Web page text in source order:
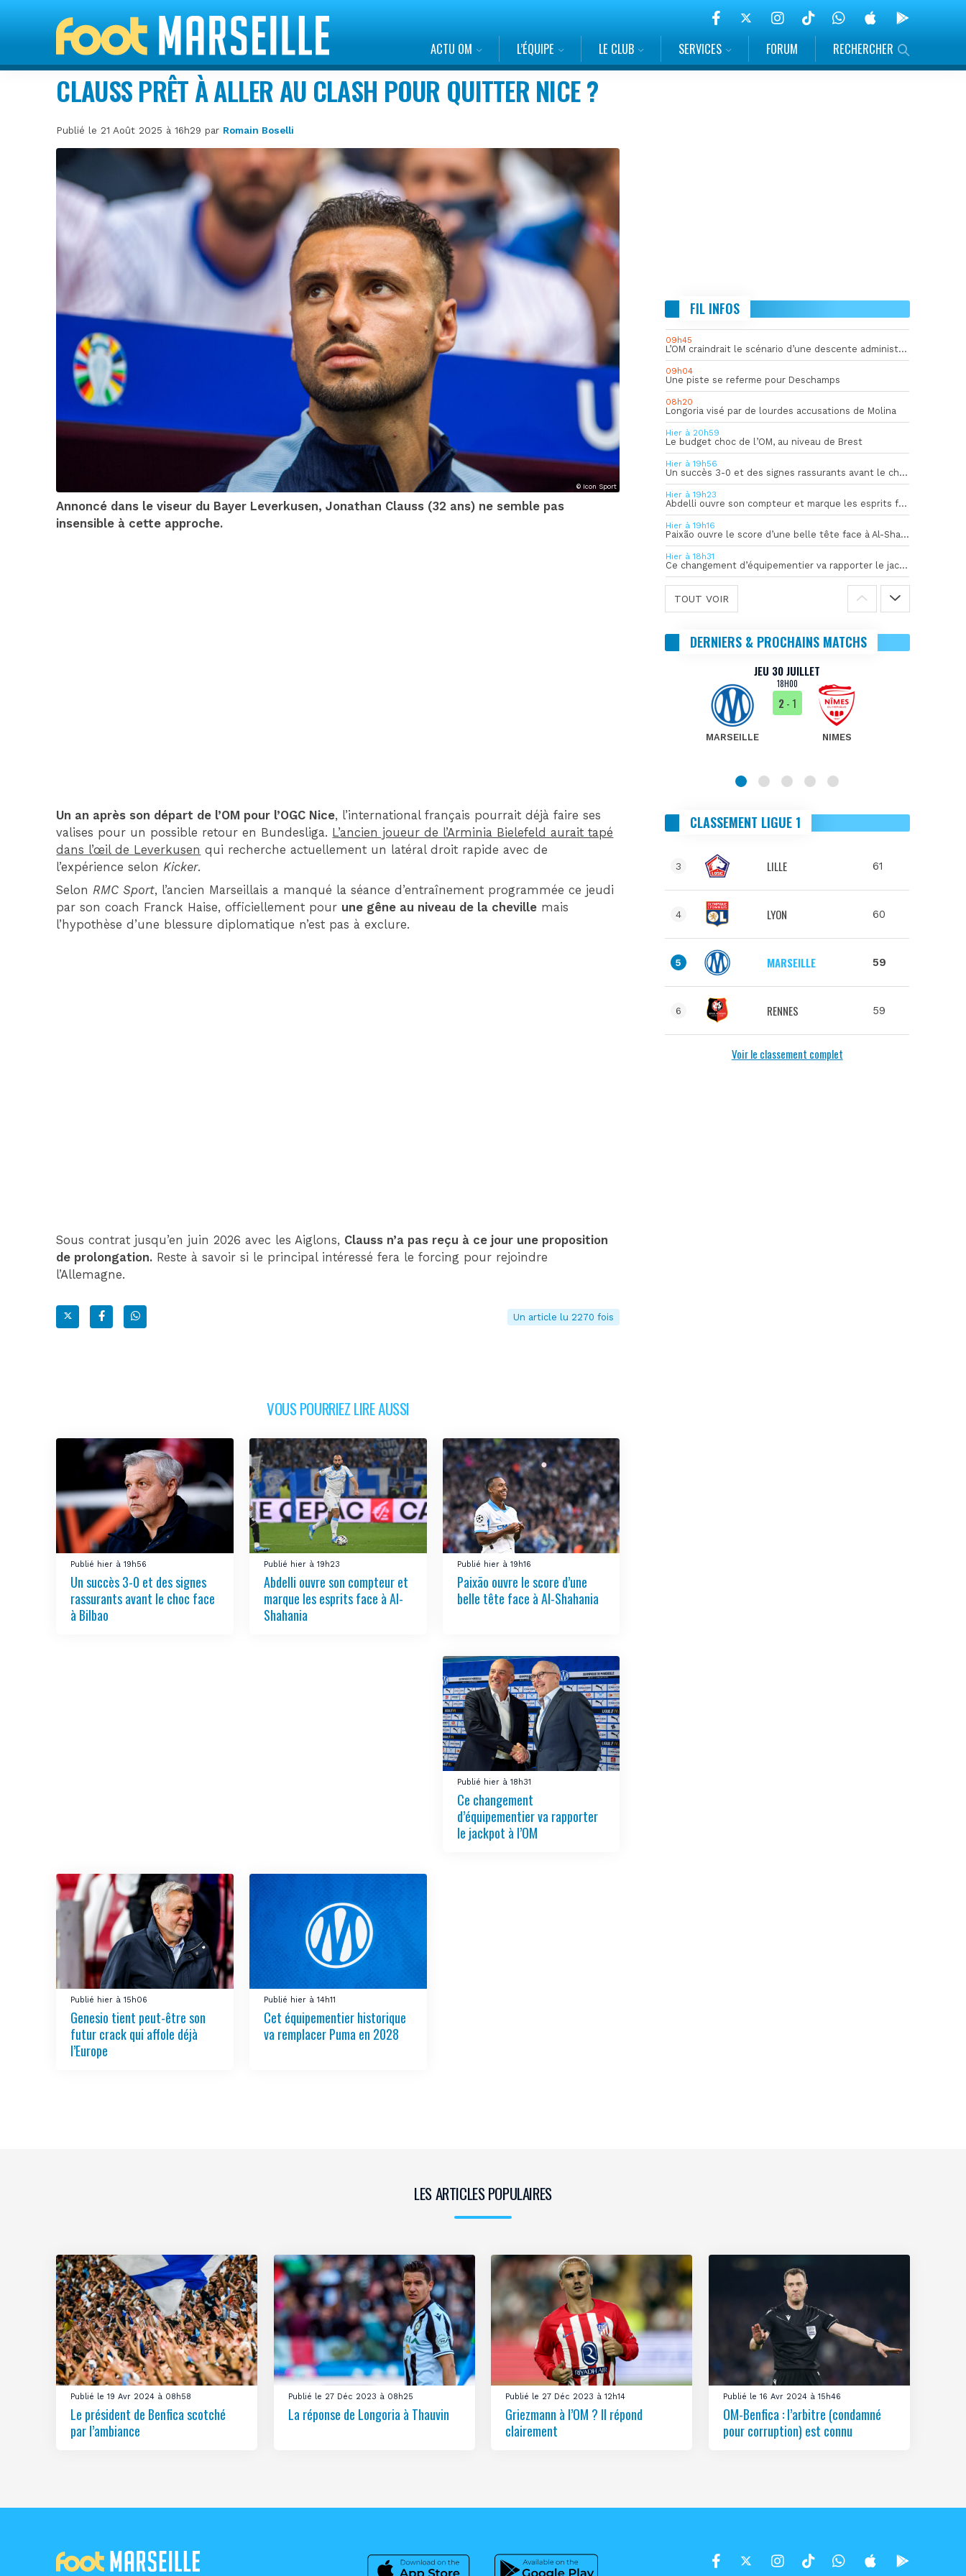
ACTU OM L’ÉQUIPE LE CLUB SERVICES FORUM RECHERCHER
CLAUSS PRÊT À ALLER AU CLASH POUR QUITTER NICE ?
Publié le 21 Août 2025 à 16h29 par Romain Boselli
© Icon Sport
Annoncé dans le viseur du Bayer Leverkusen, Jonathan Clauss (32 ans) ne semble pas
insensible à cette approche.
Un an après son départ de l’OM pour l’OGC Nice, l’international français pourrait déjà faire ses
valises pour un possible retour en Bundesliga. L’ancien joueur de l’Arminia Bielefeld aurait tapé
dans l’œil de Leverkusen qui recherche actuellement un latéral droit rapide avec de
l’expérience selon Kicker.
Selon RMC Sport, l’ancien Marseillais a manqué la séance d’entraînement programmée ce jeudi
par son coach Franck Haise, officiellement pour une gêne au niveau de la cheville mais
l’hypothèse d’une blessure diplomatique n’est pas à exclure.
Sous contrat jusqu’en juin 2026 avec les Aiglons, Clauss n’a pas reçu à ce jour une proposition
de prolongation. Reste à savoir si le principal intéressé fera le forcing pour rejoindre
l’Allemagne.
Un article lu 2270 fois
VOUS POURRIEZ LIRE AUSSI
Publié hier à 19h56
Un succès 3-0 et des signes
rassurants avant le choc face
à Bilbao
Publié hier à 19h23
Abdelli ouvre son compteur et
marque les esprits face à Al-
Shahania
Publié hier à 19h16
Paixão ouvre le score d’une
belle tête face à Al-Shahania
Publié hier à 18h31
Ce changement
d’équipementier va rapporter
le jackpot à l’OM
Publié hier à 15h06
Genesio tient peut-être son
futur crack qui affole déjà
l’Europe
Publié hier à 14h11
Cet équipementier historique
va remplacer Puma en 2028
FIL INFOS
09h45
L’OM craindrait le scénario d’une descente administrative
09h04
Une piste se referme pour Deschamps
08h20
Longoria visé par de lourdes accusations de Molina
Hier à 20h59
Le budget choc de l’OM, au niveau de Brest
Hier à 19h56
Un succès 3-0 et des signes rassurants avant le choc face à Bilbao
Hier à 19h23
Abdelli ouvre son compteur et marque les esprits face à Al-Shahania
Hier à 19h16
Paixão ouvre le score d’une belle tête face à Al-Shahania
Hier à 18h31
Ce changement d’équipementier va rapporter le jackpot à l’OM
TOUT VOIR
DERNIERS & PROCHAINS MATCHS
JEU 30 JUILLET
18H00
MARSEILLE
2- 1
NIMES
CLASSEMENT LIGUE 1
3 LILLE 61
4 LYON 60
5 MARSEILLE 59
6 RENNES 59
Voir le classement complet
LES ARTICLES POPULAIRES
Publié le 19 Avr 2024 à 08h58
Le président de Benfica scotché
par l’ambiance
Publié le 27 Déc 2023 à 08h25
La réponse de Longoria à Thauvin
Publié le 27 Déc 2023 à 12h14
Griezmann à l’OM ? Il répond
clairement
Publié le 16 Avr 2024 à 15h46
OM-Benfica : l’arbitre (condamné
pour corruption) est connu